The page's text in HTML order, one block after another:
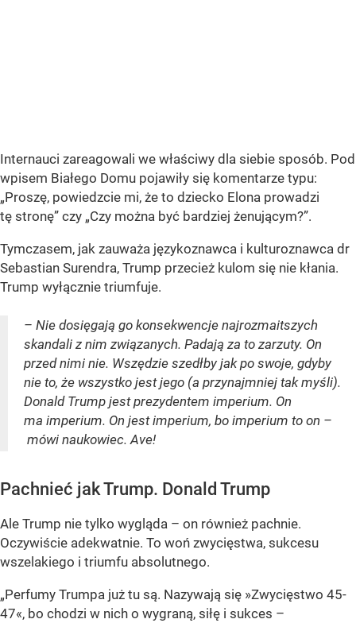
Internauci zareagowali we właściwy dla siebie sposób. Pod
wpisem Białego Domu pojawiły się komentarze typu:
„Proszę, powiedzcie mi, że to dziecko Elona prowadzi
tę stronę” czy „Czy można być bardziej żenującym?”.
Tymczasem, jak zauważa językoznawca i kulturoznawca dr
Sebastian Surendra, Trump przecież kulom się nie kłania.
Trump wyłącznie triumfuje.
– Nie dosięgają go konsekwencje najrozmaitszych
skandali z nim związanych. Padają za to zarzuty. On
przed nimi nie. Wszędzie szedłby jak po swoje, gdyby
nie to, że wszystko jest jego (a przynajmniej tak myśli).
Donald Trump jest prezydentem imperium. On
ma imperium. On jest imperium, bo imperium to on –
mówi naukowiec. Ave!
Pachnieć jak Trump. Donald Trump
Ale Trump nie tylko wygląda – on również pachnie.
Oczywiście adekwatnie. To woń zwycięstwa, sukcesu
wszelakiego i triumfu absolutnego.
„Perfumy Trumpa już tu są. Nazywają się »Zwycięstwo 45-
47«, bo chodzi w nich o wygraną, siłę i sukces –